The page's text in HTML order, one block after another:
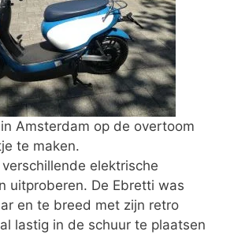
Amsterdam op de overtoom
te maken.
elektrische
uitproberen. De Ebretti was
en te breed met zijn retro
lastig in de schuur te plaatsen